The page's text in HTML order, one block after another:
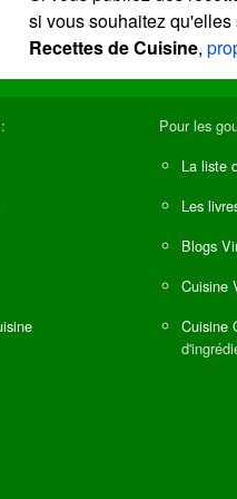
si vous souhaitez
Recettes de Cuisine,
Pour les
La liste
Les
Blogs
Cuisine
Cuisine